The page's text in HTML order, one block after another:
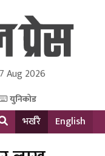
Pvt Ltd.
Aug 2026
युनिकोड
भर्खरै English